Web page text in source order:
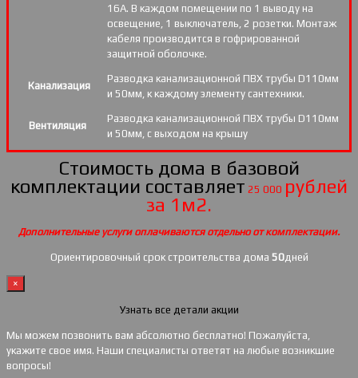
16А. В каждом помещении по 1 выводу на
освещение, 1 выключатель, 2 розетки. Монтаж
кабеля производится в гофрированной
защитной оболочке.
Канализация
Разводка канализационной ПВХ трубы D110мм
и 50мм, к каждому элементу сантехники.
Вентиляция
Разводка канализационной ПВХ трубы D110мм
и 50мм, с выходом на крышу
Стоимость дома в базовой
комплектации составляет 25 000 рублей
за 1м2.
Дополнительные услуги оплачиваются отдельно от комплектации.
Ориентировочный срок строительства дома 50дней
×
Узнать все детали акции
Мы можем позвонить вам абсолютно бесплатно! Пожалуйста,
укажите свое имя. Наши специалисты ответят на любые возникшие
вопросы!